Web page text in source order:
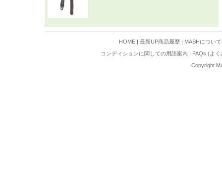
HOME | 最新UP商品履歴 | MASHについて
コンディションに関しての用語案内 | FAQs (よ
Copyright